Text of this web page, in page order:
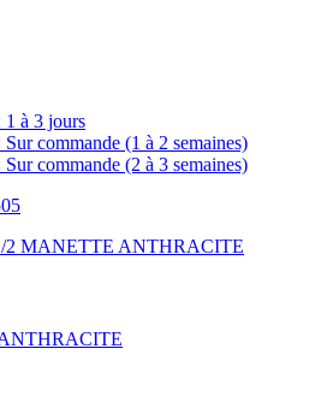
1 à 3 jours
Sur commande (1 à 2 semaines)
Sur commande (2 à 3 semaines)